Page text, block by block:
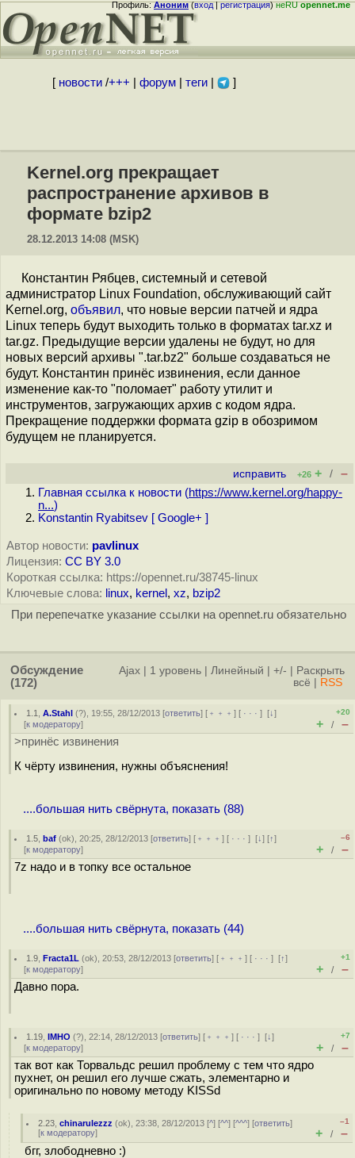
Профиль:Аноним(вход|регистрация)неRUopennet.me
[ новости/+++ форум| теги| ]
Kernel.org прекращает
распространение архивов в
формате bzip2
28.12.2013 14:08 (MSK)
Константин Рябцев, системный и сетевой
администратор Linux Foundation, обслуживающий сайт
Kernel.org, объявил, что новые версии патчей и ядра
Linux теперь будут выходить только в форматах tar.xz и
tar.gz. Предыдущие версии удалены не будут, но для
новых версий архивы ".tar.bz2" больше создаваться не
будут. Константин принёс извинения, если данное
изменение как-то "поломает" работу утилит и
инструментов, загружающих архив с кодом ядра.
Прекращение поддержки формата gzip в обозримом
будущем не планируется.
исправить +26 + / –
Главная ссылка к новости (https://www.kernel.org/happy-
n...)
Konstantin Ryabitsev [ Google+ ]
Автор новости: pavlinux
Лицензия: CC BY 3.0
Короткая ссылка: https://opennet.ru/38745-linux
Ключевые слова: linux, kernel , xz, bzip2
При перепечатке указание ссылки на opennet.ru обязательно
Обсуждение
(172)
Ajax 1 уровень Линейный +/-
Раскрыть
всё
RSS
1.1 ,A.Stahl (?), 19:55, 28/12/2013 [ответить] [ ﹢﹢﹢] [ · · ·][↓]
[к модератору]
+20
+ / –
>принёс извинения
К чёрту извинения, нужны объяснения!
....большая нить свёрнута, показать (88)
1.5 ,baf (ok), 20:25, 28/12/2013 [ответить] [ ﹢﹢﹢] [ · · ·][↓] [↑]
[к модератору]
–6
+ / –
7z надо и в топку все остальное
....большая нить свёрнута, показать (44)
1.9 ,Fracta1L (ok), 20:53, 28/12/2013 [ответить] [ ﹢﹢﹢] [ · · ·][↑]
[к модератору]
+1
+ / –
Давно пора.
1.19 ,IMHO (?), 22:14, 28/12/2013 [ответить] [ ﹢﹢﹢] [ · · ·][↓]
[к модератору]
+7
+ / –
так вот как Торвальдс решил проблему с тем что ядро
пухнет, он решил его лучше сжать, элементарно и
оригинально по новому методу KISSd
2.23 ,chinarulezzz (ok), 23:38, 28/12/2013 [^] [^^] [^^^] [ответить]
[к модератору]
–1
+ / –
бгг, злободневно :)